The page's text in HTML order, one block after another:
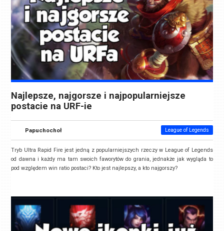
Najlepsze, najgorsze i najpopularniejsze
postacie na URF-ie
Papuchochoł League of Legends
Tryb Ultra Rapid Fire jest jedną z popularniejszych rzeczy w League of Legends
od dawna i każdy ma tam swoich faworytów do grania, jednakże jak wygląda to
pod względem win ratio postaci? Kto jest najlepszy, a kto najgorszy?